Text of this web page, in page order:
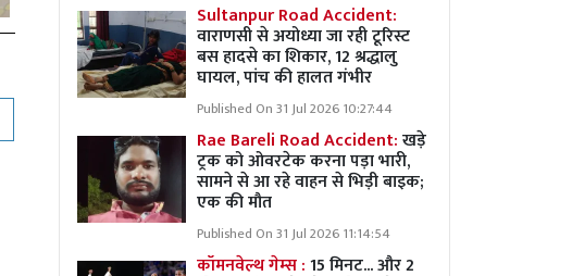
Sultanpur Road Accident:
वाराणसी से अयोध्या जा रही टूरिस्ट
बस हादसे का शिकार, 12 श्रद्धालु
घायल, पांच की हालत गंभीर
Published On 31 Jul 2026 10:27:44
Rae Bareli Road Accident:खड़े
ट्रक को ओवरटेक करना पड़ा भारी,
सामने से आ रहे वाहन से भिड़ी बाइक;
एक की मौत
Published On 31 Jul 2026 11:14:54
कॉमनवेल्थ गेम्स :15 मिनट... और 2